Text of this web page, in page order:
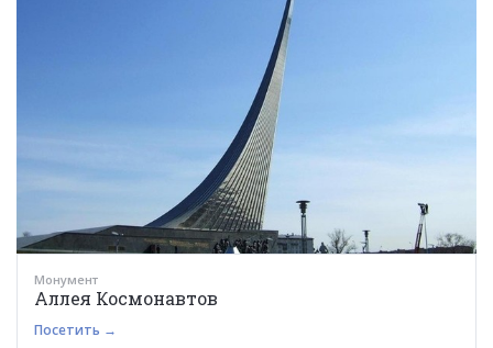
Монумент
Аллея Космонавтов
Посетить →